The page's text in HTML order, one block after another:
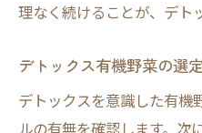
理なく続けることが、デト
デトックス有機野菜の選
デトックスを意識した有機
ルの有無を確認します。次